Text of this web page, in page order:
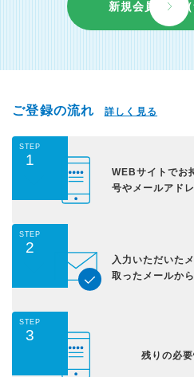
新規会員登録（
ご登録の流れ 詳しく見る
STEP
1
WEBサイトでお
号やメールアド
STEP
2
入力いただいた
取ったメールから
STEP
3
残りの必